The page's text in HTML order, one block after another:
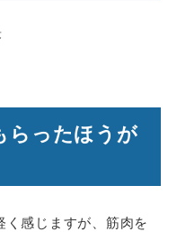
らったほうが
感じますが、筋肉を